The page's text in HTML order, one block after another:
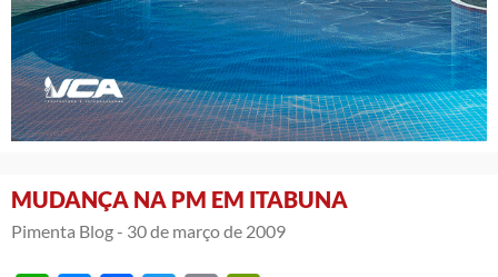
MUDANÇA NA PM EM ITABUNA
Pimenta Blog - 30 de março de 2009